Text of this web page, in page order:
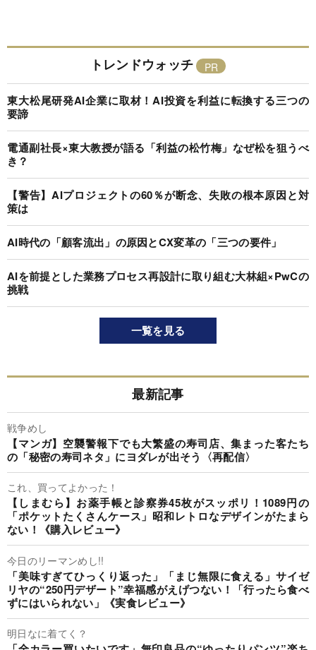
トレンドウォッチ
東大松尾研発AI企業に取材！AI投資を利益に転換する三つの
要諦
電通副社長×東大教授が語る「利益の松竹梅」なぜ松を狙うべ
き？
【警告】AIプロジェクトの60％が断念、失敗の根本原因と対
策は
AI時代の「顧客流出」の原因とCX変革の「三つの要件」
AIを前提とした業務プロセス再設計に取り組む大林組×PwCの
挑戦
一覧を見る
最新記事
戦争めし
【マンガ】空襲警報下でも大繁盛の寿司店、集まった客たち
の「秘密の寿司ネタ」にヨダレが出そう〈再配信〉
これ、買ってよかった！
【しまむら】お薬手帳と診察券45枚がスッポリ！1089円の
「ポケットたくさんケース」昭和レトロなデザインがたまら
ない！《購入レビュー》
今日のリーマンめし!!
「美味すぎてひっくり返った」「まじ無限に食える」サイゼ
リヤの“250円デザート”幸福感がえげつない！「行ったら食べ
ずにはいられない」《実食レビュー》
明日なに着てく？